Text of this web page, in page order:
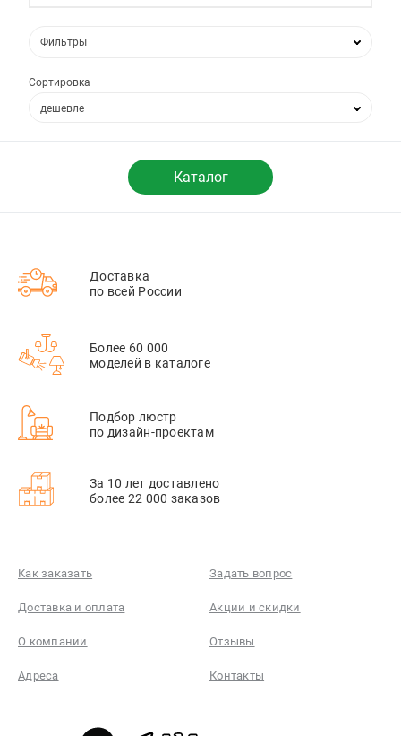
Фильтры
Сортировка
дешевле
Каталог
Доставка
по всей России
Более 60 000
моделей в каталоге
Подбор люстр
по дизайн-проектам
За 10 лет доставлено
более 22 000 заказов
Как заказать Задать вопрос
Доставка и оплата Акции и скидки
О компании Отзывы
Адреса Контакты